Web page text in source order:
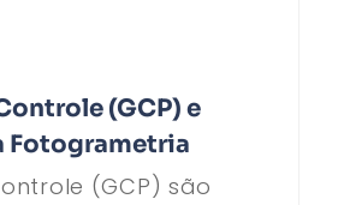
(GCP) e
Fotogrametria
(GCP) são